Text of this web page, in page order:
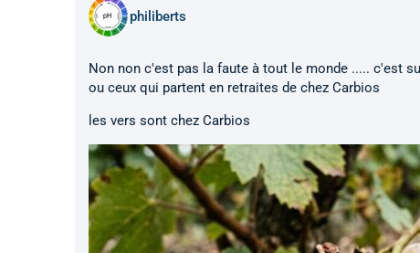
philiberts
Non non c'est pas la faute à tout le monde ..... c'est
ou ceux qui partent en retraites de chez Carbios
les vers sont chez Carbios